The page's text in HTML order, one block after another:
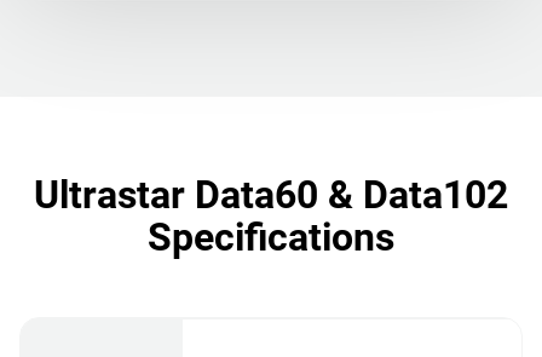
Ultrastar Data60 & Data102
Specifications